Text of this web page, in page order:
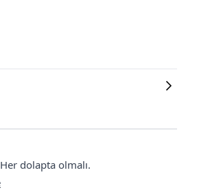
dolapta olmalı.